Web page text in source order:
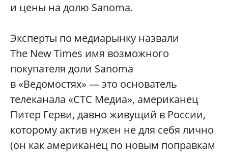
и цены на долю Sanoma.
Эксперты по медиарынку назвали
The New Times имя возможного
покупателя доли Sanoma
в «Ведомостях» — это основатель
телеканала «СТС Медиа», американец
Питер Герви, давно живущий в России,
которому актив нужен не для себя лично
(он как американец по новым поправкам